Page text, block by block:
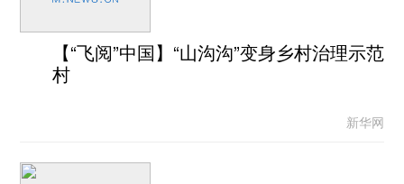
【“飞阅”中国】“山沟沟”变身乡村治理示范
村
新华网